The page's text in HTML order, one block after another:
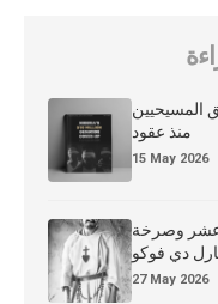
المسيحيين
منذ عقود
15 May 2026
عشر وصرخة
دي فوكو
27 May 2026